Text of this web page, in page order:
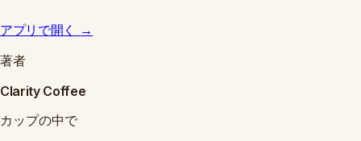
アプリで開く
→
著者
Clarity Coffee
カップの中で